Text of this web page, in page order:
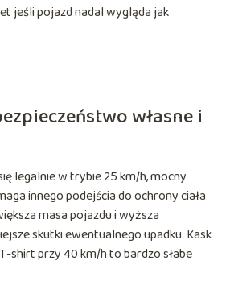
jeśli pojazd nadal wygląda jak
własne i
legalnie w trybie 25 km/h, mocny
innego podejścia do ochrony ciała
masa pojazdu i wyższa
skutki ewentualnego upadku. Kask
shirt przy 40 km/h to bardzo słabe